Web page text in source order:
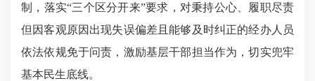
制，落实“三个区分开来”要求，对秉持公心、履职尽责
但因客观原因出现失误偏差且能够及时纠正的经办人员
依法依规免于问责，激励基层干部担当作为，切实兜牢
基本民生底线。